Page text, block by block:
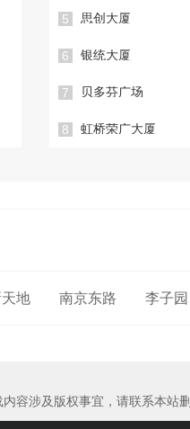
5 思创大厦
6 银统大厦
7 贝多芬广场
8 虹桥荣广大厦
地 南京东路 李子园
容涉及版权事宜，请联系本站删